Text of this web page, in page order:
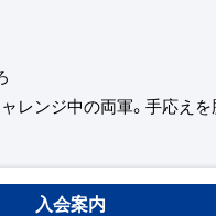
レンジ中の両軍。手応え
入会案内